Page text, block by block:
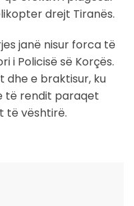
drejt Tiranës.
janë nisur forca të
i Policisë së Korçës.
dhe e braktisur, ku
të rendit paraqet
të vështirë.